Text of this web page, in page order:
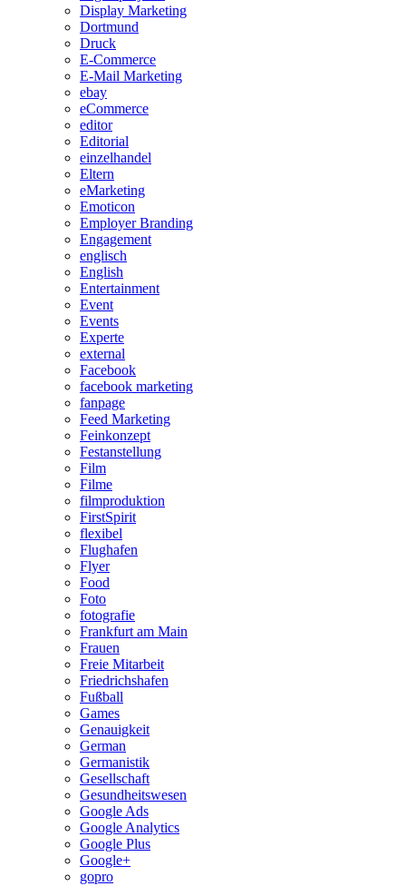
Display Marketing
Dortmund
Druck
E-Commerce
E-Mail Marketing
ebay
eCommerce
editor
Editorial
einzelhandel
Eltern
eMarketing
Emoticon
Employer Branding
Engagement
englisch
English
Entertainment
Event
Events
Experte
external
Facebook
facebook marketing
fanpage
Feed Marketing
Feinkonzept
Festanstellung
Film
Filme
filmproduktion
FirstSpirit
flexibel
Flughafen
Flyer
Food
Foto
fotografie
Frankfurt am Main
Frauen
Freie Mitarbeit
Friedrichshafen
Fußball
Games
Genauigkeit
German
Germanistik
Gesellschaft
Gesundheitswesen
Google Ads
Google Analytics
Google Plus
Google+
gopro